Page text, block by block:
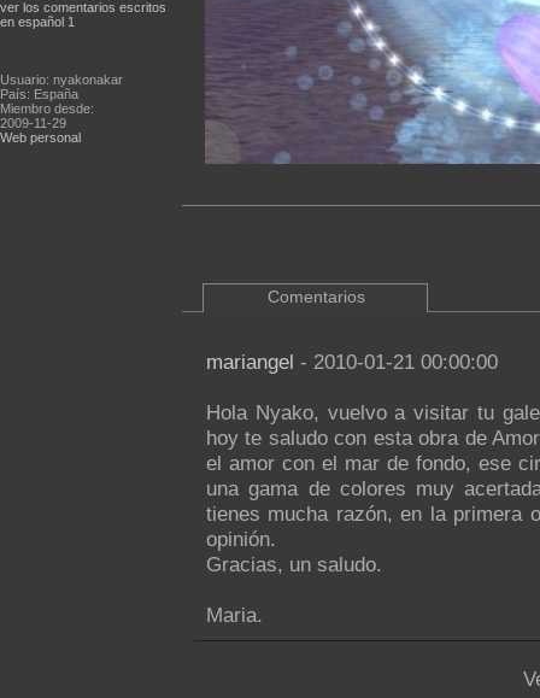
ver los comentarios escritos
en español 1
Usuario: nyakonakar
País: España
Miembro desde:
2009-11-29
Web personal
Comentarios
mariangel - 2010-01-21 00:00:00
Hola Nyako, vuelvo a visitar tu
hoy te saludo con esta obra de
el amor con el mar de fondo, ese
una gama de colores muy
tienes mucha razón, en la primera
opinión.
Gracias, un saludo.
Maria.